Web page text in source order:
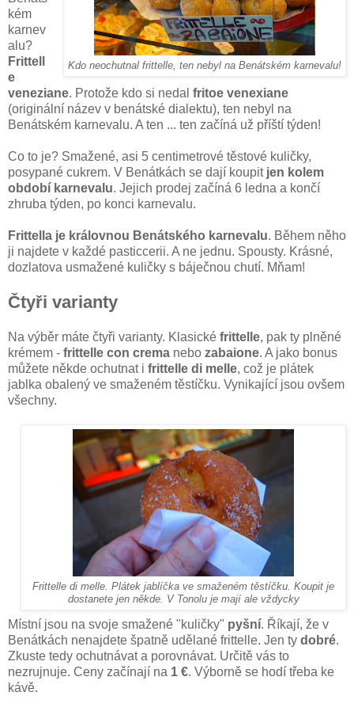
Kdo neochutnal frittelle, ten nebyl na Benátském karnevalu!
kém
karnev
alu?
Frittell
e
veneziane. Protože kdo si nedal fritoe venexiane
(originální název v benátské dialektu), ten nebyl na
Benátském karnevalu. A ten ... ten začíná už příští týden!
Co to je? Smažené, asi 5 centimetrové těstové kuličky,
posypané cukrem. V Benátkách se dají koupit jen kolem
období karnevalu. Jejich prodej začíná 6 ledna a končí
zhruba týden, po konci karnevalu.
Frittella je královnou Benátského karnevalu. Během něho
ji najdete v každé pasticcerii. A ne jednu. Spousty. Krásné,
dozlatova usmažené kuličky s báječnou chutí. Mňam!
Čtyři varianty
Na výběr máte čtyři varianty. Klasické frittelle, pak ty plněné
krémem - frittelle con crema nebo zabaione. A jako bonus
můžete někde ochutnat i frittelle di melle, což je plátek
jablka obalený ve smaženém těstíčku. Vynikající jsou ovšem
všechny.
Frittelle di melle. Plátek jablíčka ve smaženém těstíčku. Koupit je
dostanete jen někde. V Tonolu je mají ale vždycky
Místní jsou na svoje smažené "kuličky" pyšní. Říkají, že v
Benátkách nenajdete špatně udělané frittelle. Jen ty dobré.
Zkuste tedy ochutnávat a porovnávat. Určitě vás to
nezrujnuje. Ceny začínají na 1 €. Výborně se hodí třeba ke
kávě.